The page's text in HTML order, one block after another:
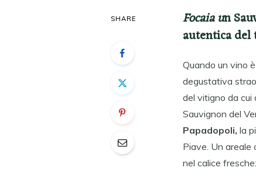
SHARE Focaia un
autentica
Quando un vino
degustativa
del vitigno da cui
Sauvignon del
Papadopoli, la
Piave. Un
nel calice